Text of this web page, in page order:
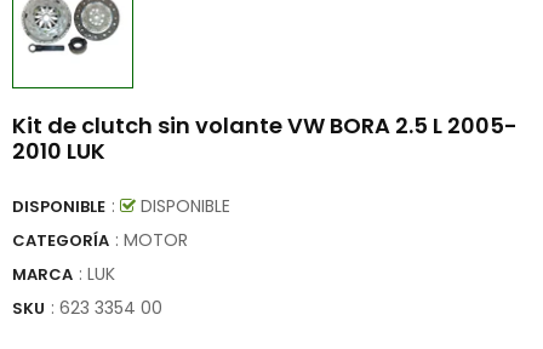
Kit de clutch sin volante VW BORA 2.5 L 2005-
2010 LUK
DISPONIBLE : DISPONIBLE
CATEGORÍA : MOTOR
MARCA : LUK
SKU : 623 3354 00